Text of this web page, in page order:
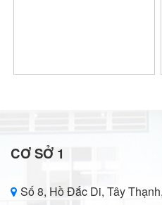
CƠ SỞ 1
Số 8, Hồ Đắc Di, Tây